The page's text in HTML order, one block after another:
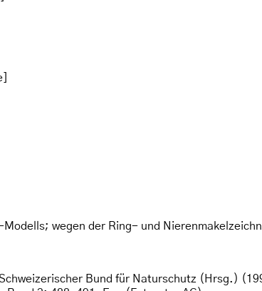
wegen der Ring- und
Bund für Naturschutz (Hrsg.)